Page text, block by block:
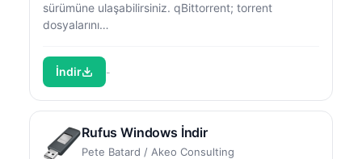
sürümüne ulaşabilirsiniz. qBittorrent; torrent
dosyalarını…
İndir -
Rufus Windows İndir
Pete Batard / Akeo Consulting